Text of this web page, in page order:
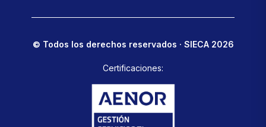
© Todos los derechos reservados · SIECA 2026
Certificaciones: